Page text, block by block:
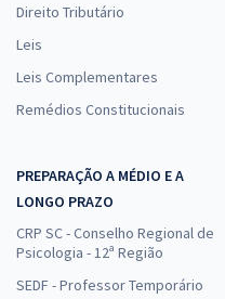
Direito Tributário
Leis
Leis Complementares
Remédios Constitucionais
PREPARAÇÃO A MÉDIO E A
LONGO PRAZO
CRP SC - Conselho Regional de
Psicologia - 12ª Região
SEDF - Professor Temporário